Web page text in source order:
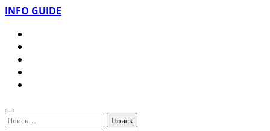
INFO GUIDE
Найти: